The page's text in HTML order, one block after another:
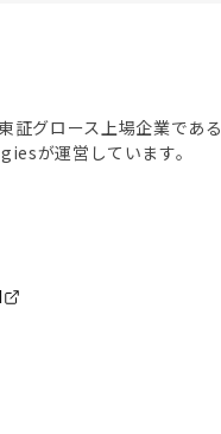
証グロース上場企業である
が運営しています。